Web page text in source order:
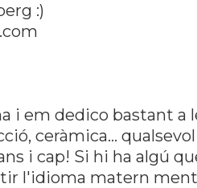
:)
i em dedico bastant a
ceràmica...
i cap! Si hi ha algú
l'idioma matern